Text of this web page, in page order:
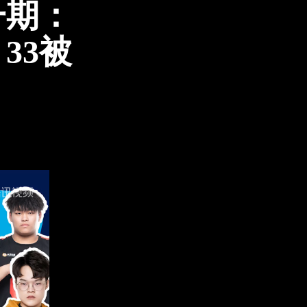
：
被